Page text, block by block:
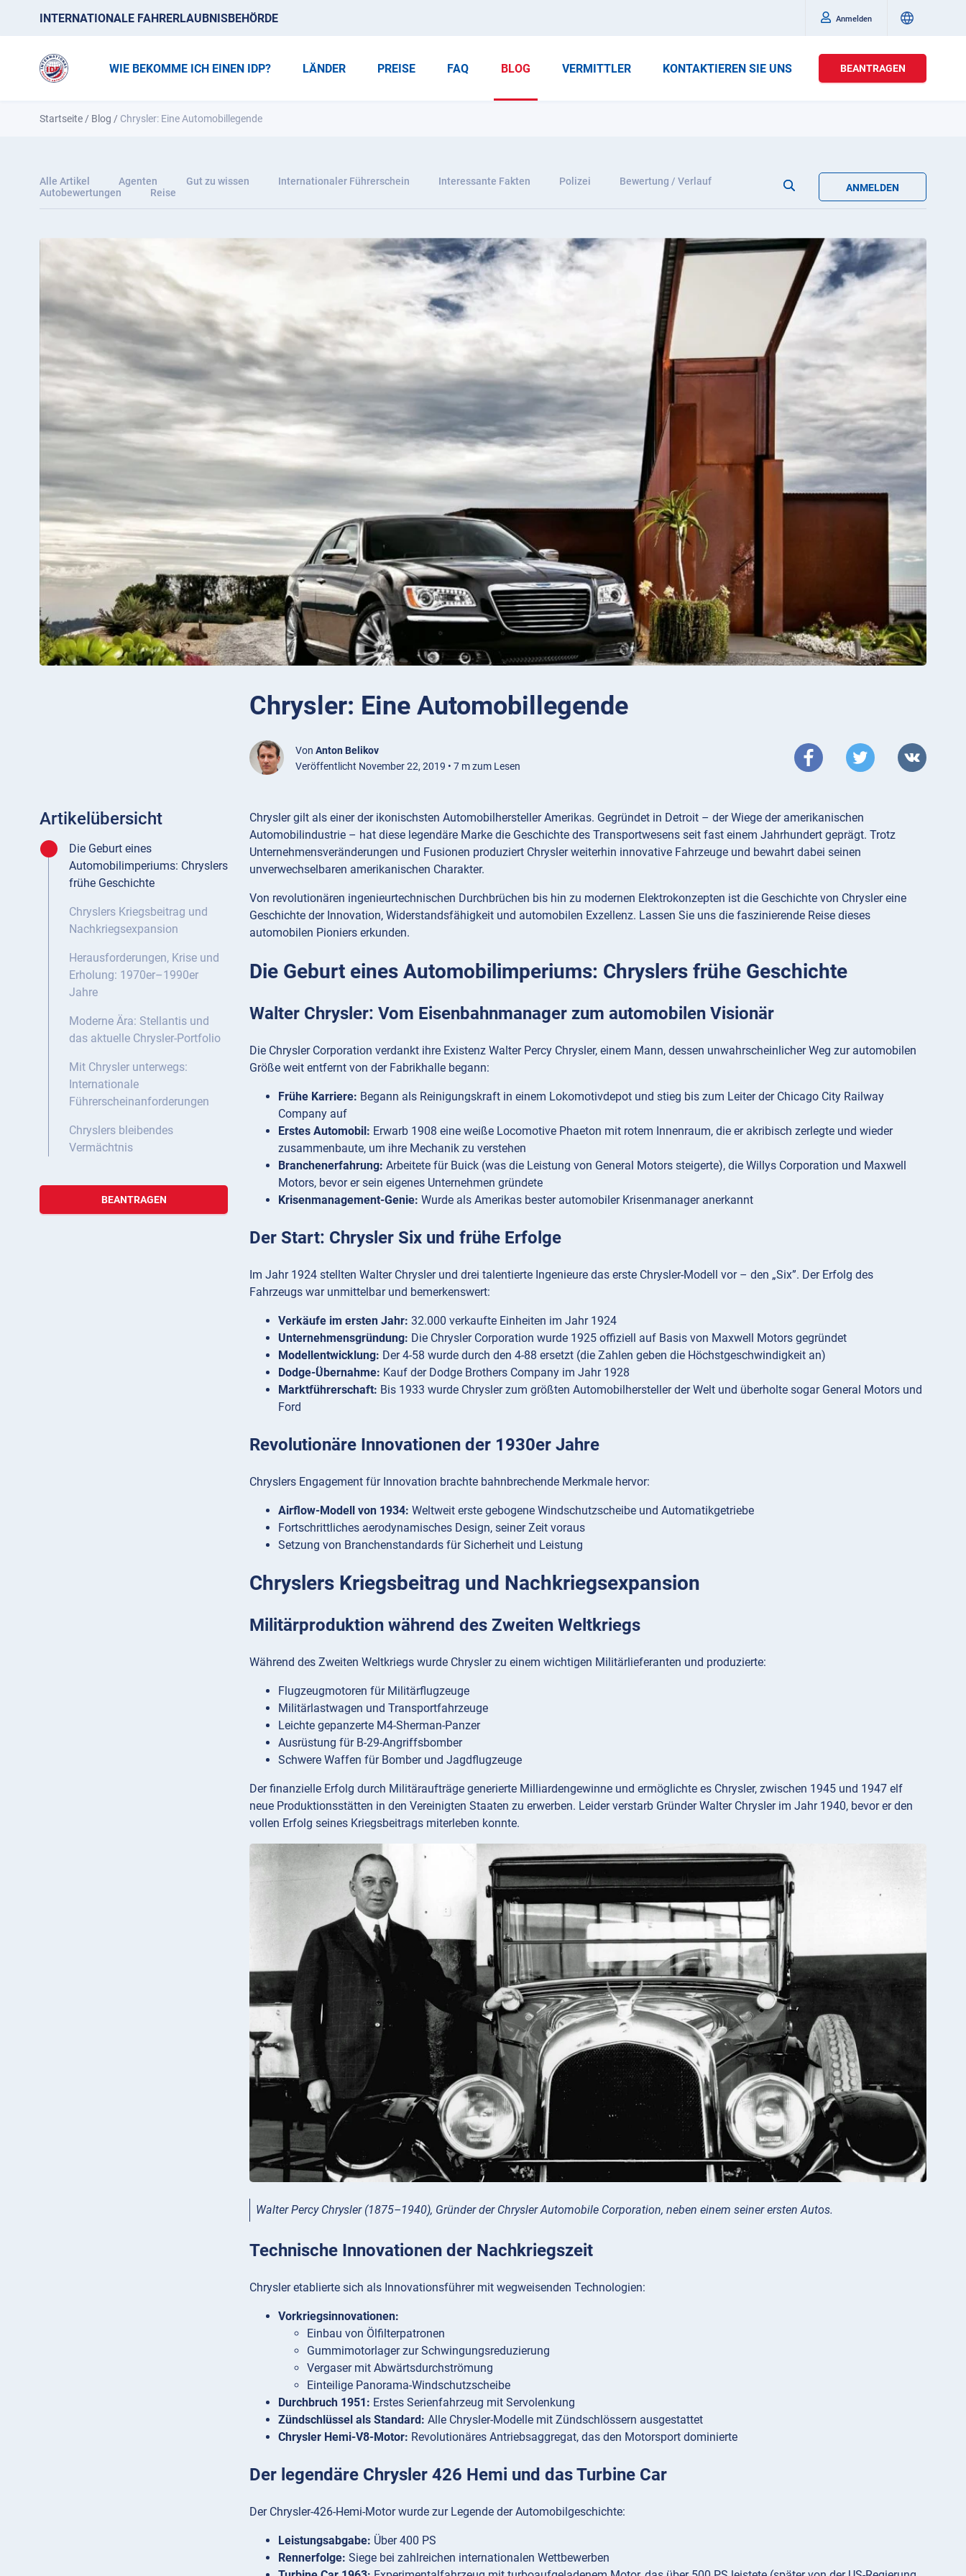
INTERNATIONALE FAHRERLAUBNISBEHÖRDE Anmelden
WIE BEKOMME ICH EINEN IDP? LÄNDER PREISE FAQ BLOG VERMITTLER KONTAKTIEREN SIE UNS BEANTRAGEN
Startseite / Blog / Chrysler: Eine Automobillegende
Alle Artikel Agenten Gut zu wissen Internationaler Führerschein Interessante Fakten Polizei
Bewertung / Verlauf
Autobewertungen
Reise ANMELDEN
Chrysler: Eine Automobillegende
Von Anton Belikov
Veröffentlicht November 22, 2019 • 7 m zum Lesen
Artikelübersicht
Die Geburt eines
Automobilimperiums: Chryslers
frühe Geschichte
Chryslers Kriegsbeitrag und
Nachkriegsexpansion
Herausforderungen, Krise und
Erholung: 1970er–1990er
Jahre
Moderne Ära: Stellantis und
das aktuelle Chrysler-Portfolio
Mit Chrysler unterwegs:
Internationale
Führerscheinanforderungen
Chryslers bleibendes
Vermächtnis
BEANTRAGEN
Chrysler gilt als einer der ikonischsten Automobilhersteller Amerikas. Gegründet in Detroit – der Wiege der amerikanischen
Automobilindustrie – hat diese legendäre Marke die Geschichte des Transportwesens seit fast einem Jahrhundert geprägt. Trotz
Unternehmensveränderungen und Fusionen produziert Chrysler weiterhin innovative Fahrzeuge und bewahrt dabei seinen
unverwechselbaren amerikanischen Charakter.
Von revolutionären ingenieurtechnischen Durchbrüchen bis hin zu modernen Elektrokonzepten ist die Geschichte von Chrysler eine
Geschichte der Innovation, Widerstandsfähigkeit und automobilen Exzellenz. Lassen Sie uns die faszinierende Reise dieses
automobilen Pioniers erkunden.
Die Geburt eines Automobilimperiums: Chryslers frühe Geschichte
Walter Chrysler: Vom Eisenbahnmanager zum automobilen Visionär
Die Chrysler Corporation verdankt ihre Existenz Walter Percy Chrysler, einem Mann, dessen unwahrscheinlicher Weg zur automobilen
Größe weit entfernt von der Fabrikhalle begann:
Frühe Karriere: Begann als Reinigungskraft in einem Lokomotivdepot und stieg bis zum Leiter der Chicago City Railway
Company auf
Erstes Automobil: Erwarb 1908 eine weiße Locomotive Phaeton mit rotem Innenraum, die er akribisch zerlegte und wieder
zusammenbaute, um ihre Mechanik zu verstehen
Branchenerfahrung: Arbeitete für Buick (was die Leistung von General Motors steigerte), die Willys Corporation und Maxwell
Motors, bevor er sein eigenes Unternehmen gründete
Krisenmanagement-Genie: Wurde als Amerikas bester automobiler Krisenmanager anerkannt
Der Start: Chrysler Six und frühe Erfolge
Im Jahr 1924 stellten Walter Chrysler und drei talentierte Ingenieure das erste Chrysler-Modell vor – den „Six”. Der Erfolg des
Fahrzeugs war unmittelbar und bemerkenswert:
Verkäufe im ersten Jahr: 32.000 verkaufte Einheiten im Jahr 1924
Unternehmensgründung: Die Chrysler Corporation wurde 1925 offiziell auf Basis von Maxwell Motors gegründet
Modellentwicklung: Der 4-58 wurde durch den 4-88 ersetzt (die Zahlen geben die Höchstgeschwindigkeit an)
Dodge-Übernahme: Kauf der Dodge Brothers Company im Jahr 1928
Marktführerschaft: Bis 1933 wurde Chrysler zum größten Automobilhersteller der Welt und überholte sogar General Motors und
Ford
Revolutionäre Innovationen der 1930er Jahre
Chryslers Engagement für Innovation brachte bahnbrechende Merkmale hervor:
Airflow-Modell von 1934: Weltweit erste gebogene Windschutzscheibe und Automatikgetriebe
Fortschrittliches aerodynamisches Design, seiner Zeit voraus
Setzung von Branchenstandards für Sicherheit und Leistung
Chryslers Kriegsbeitrag und Nachkriegsexpansion
Militärproduktion während des Zweiten Weltkriegs
Während des Zweiten Weltkriegs wurde Chrysler zu einem wichtigen Militärlieferanten und produzierte:
Flugzeugmotoren für Militärflugzeuge
Militärlastwagen und Transportfahrzeuge
Leichte gepanzerte M4-Sherman-Panzer
Ausrüstung für B-29-Angriffsbomber
Schwere Waffen für Bomber und Jagdflugzeuge
Der finanzielle Erfolg durch Militäraufträge generierte Milliardengewinne und ermöglichte es Chrysler, zwischen 1945 und 1947 elf
neue Produktionsstätten in den Vereinigten Staaten zu erwerben. Leider verstarb Gründer Walter Chrysler im Jahr 1940, bevor er den
vollen Erfolg seines Kriegsbeitrags miterleben konnte.
Walter Percy Chrysler (1875–1940), Gründer der Chrysler Automobile Corporation, neben einem seiner ersten Autos.
Technische Innovationen der Nachkriegszeit
Chrysler etablierte sich als Innovationsführer mit wegweisenden Technologien:
Vorkriegsinnovationen:
Einbau von Ölfilterpatronen
Gummimotorlager zur Schwingungsreduzierung
Vergaser mit Abwärtsdurchströmung
Einteilige Panorama-Windschutzscheibe
Durchbruch 1951: Erstes Serienfahrzeug mit Servolenkung
Zündschlüssel als Standard: Alle Chrysler-Modelle mit Zündschlössern ausgestattet
Chrysler Hemi-V8-Motor: Revolutionäres Antriebsaggregat, das den Motorsport dominierte
Der legendäre Chrysler 426 Hemi und das Turbine Car
Der Chrysler-426-Hemi-Motor wurde zur Legende der Automobilgeschichte:
Leistungsabgabe: Über 400 PS
Rennerfolge: Siege bei zahlreichen internationalen Wettbewerben